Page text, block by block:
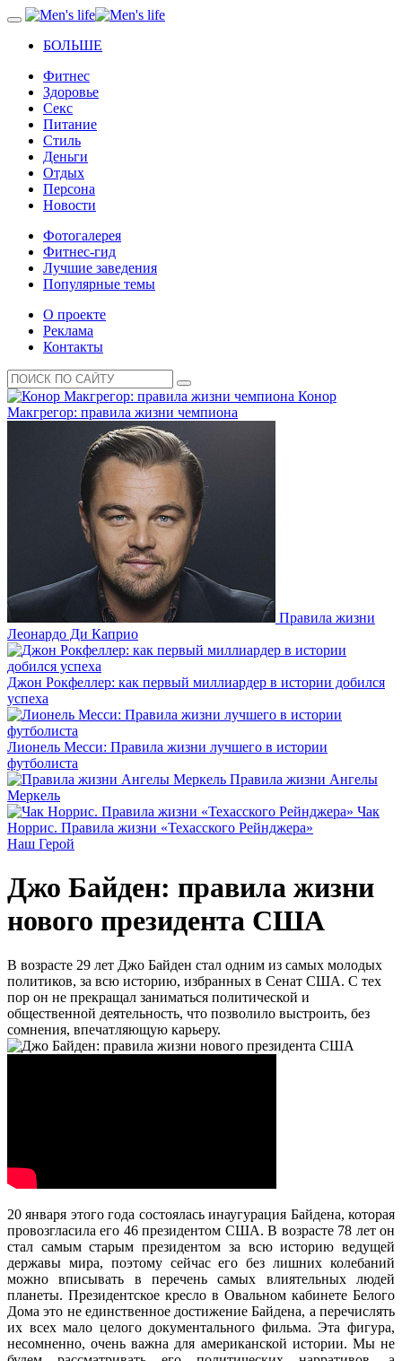
БОЛЬШЕ
Фитнес
Здоровье
Секс
Питание
Стиль
Деньги
Отдых
Персона
Новости
Фотогалерея
Фитнес-гид
Лучшие заведения
Популярные темы
О проекте
Реклама
Контакты
Конор
Макгрегор: правила жизни чемпиона
Правила жизни
Леонардо Ди Каприо
Джон Рокфеллер: как первый миллиардер в истории добился
успеха
Лионель Месси: Правила жизни лучшего в истории
футболиста
Правила жизни Ангелы
Меркель
Чак
Норрис. Правила жизни «Техасского Рейнджера»
Наш Герой
Джо Байден: правила жизни
нового президента США
В возрасте 29 лет Джо Байден стал одним из самых молодых
политиков, за всю историю, избранных в Сенат США. С тех
пор он не прекращал заниматься политической и
общественной деятельность, что позволило выстроить, без
сомнения, впечатляющую карьеру.
20 января этого года состоялась инаугурация Байдена, которая
провозгласила его 46 президентом США. В возрасте 78 лет он
стал самым старым президентом за всю историю ведущей
державы мира, поэтому сейчас его без лишних колебаний
можно вписывать в перечень самых влиятельных людей
планеты. Президентское кресло в Овальном кабинете Белого
Дома это не единственное достижение Байдена, а перечислять
их всех мало целого документального фильма. Эта фигура,
несомненно, очень важна для американской истории. Мы не